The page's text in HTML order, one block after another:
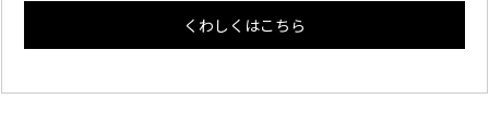
くわしくはこちら